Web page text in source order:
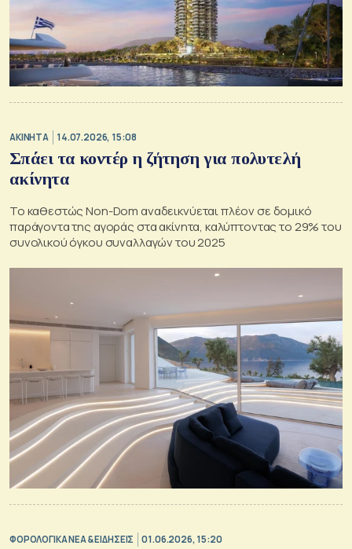
ΑΚΙΝΗΤΑ 14.07.2026, 15:08
Σπάει τα κοντέρ η ζήτηση για πολυτελή
ακίνητα
Το καθεστώς Non-Dom αναδεικνύεται πλέον σε δομικό
παράγοντα της αγοράς στα ακίνητα, καλύπτοντας το 29% του
συνολικού όγκου συναλλαγών του 2025
ΦΟΡΟΛΟΓΙΚΑ ΝΕΑ & EΙΔΗΣΕΙΣ 01.06.2026, 15:20